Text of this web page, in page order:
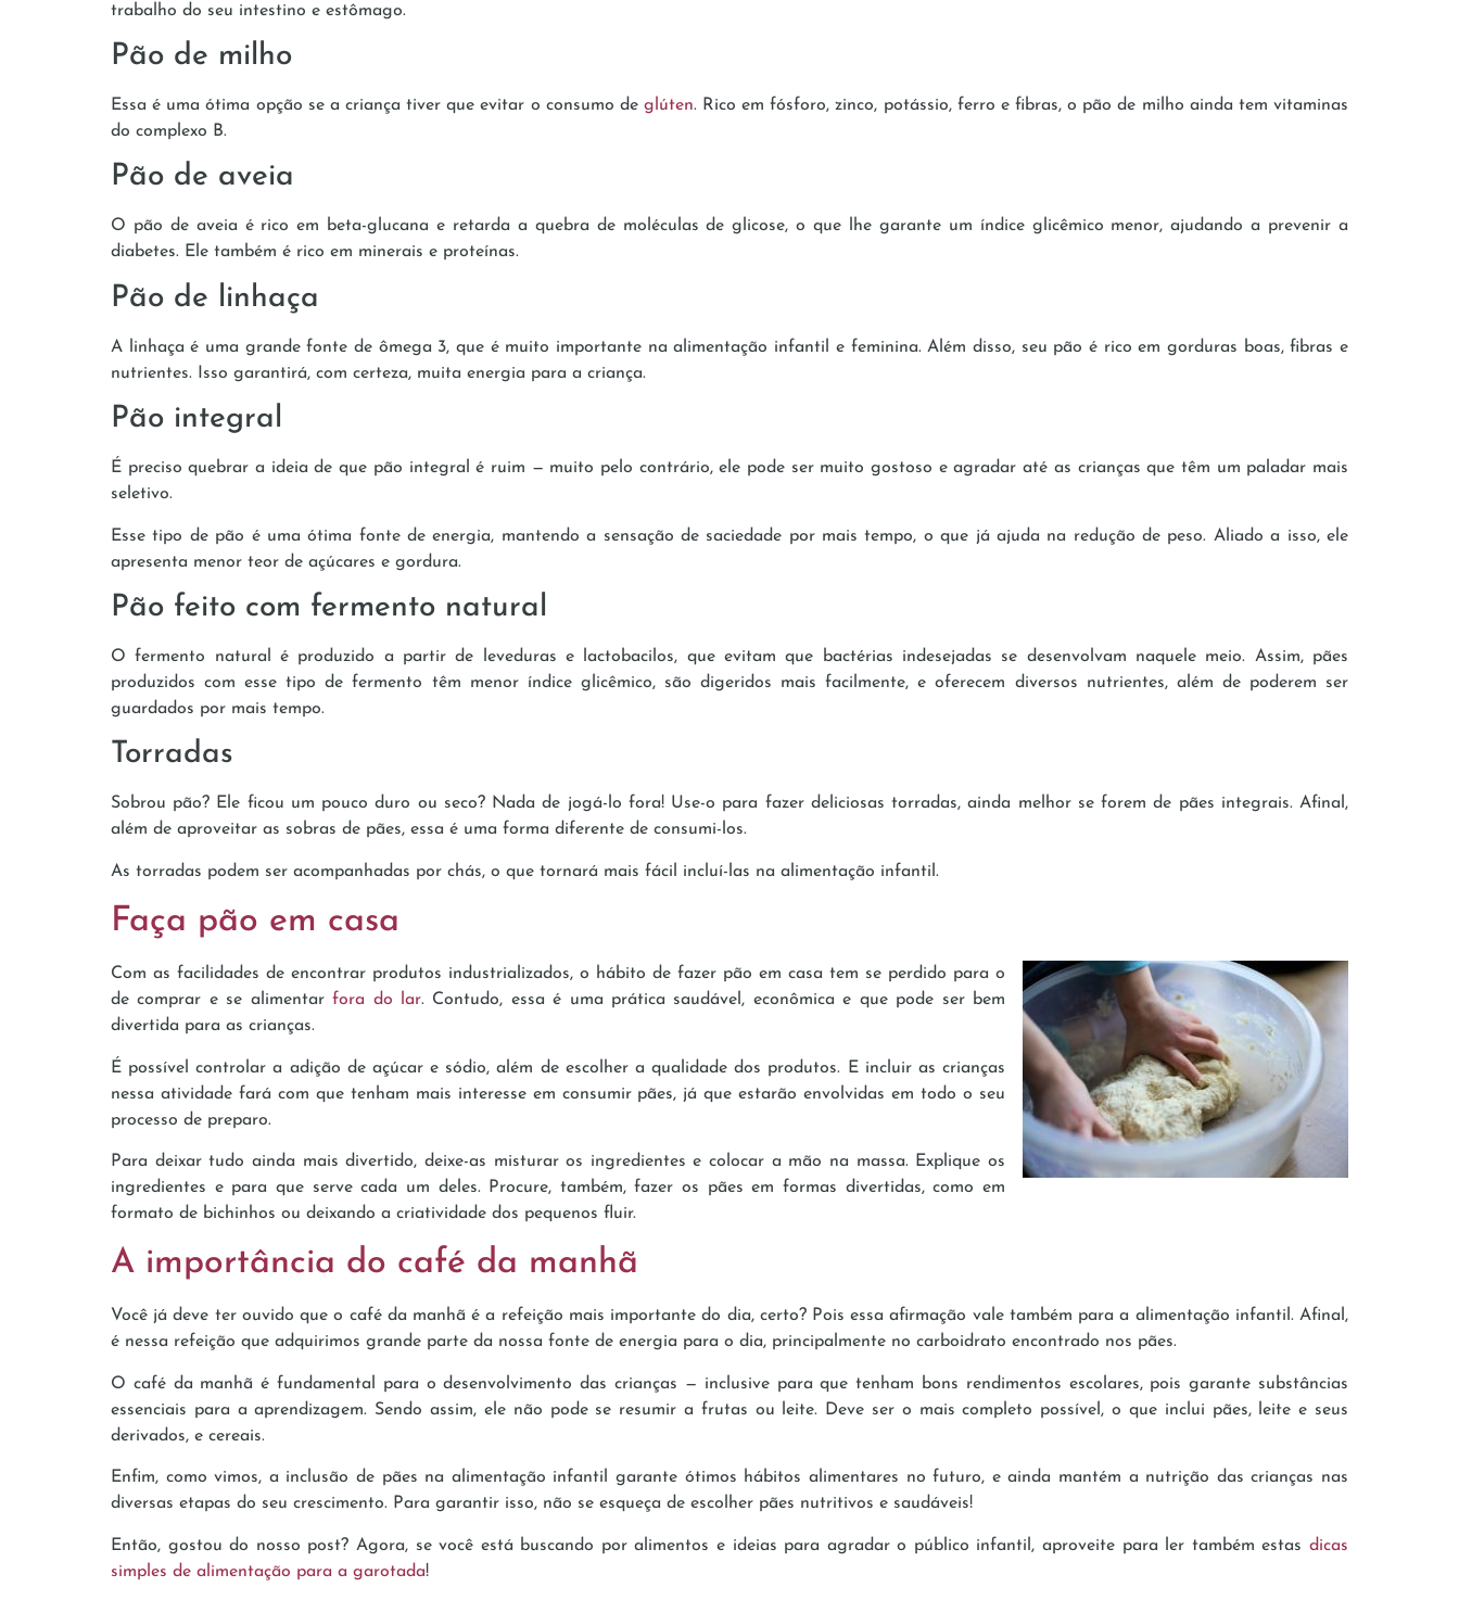
trabalho do seu intestino e estômago.
Pão de milho
Essa é uma ótima opção se a criança tiver que evitar o consumo de glúten. Rico em fósforo, zinco, potássio, ferro e fibras, o pão de milho ainda tem vitaminas
do complexo B.
Pão de aveia
O pão de aveia é rico em beta-glucana e retarda a quebra de moléculas de glicose, o que lhe garante um índice glicêmico menor, ajudando a prevenir a
diabetes. Ele também é rico em minerais e proteínas.
Pão de linhaça
A linhaça é uma grande fonte de ômega 3, que é muito importante na alimentação infantil e feminina. Além disso, seu pão é rico em gorduras boas, fibras e
nutrientes. Isso garantirá, com certeza, muita energia para a criança.
Pão integral
É preciso quebrar a ideia de que pão integral é ruim — muito pelo contrário, ele pode ser muito gostoso e agradar até as crianças que têm um paladar mais
seletivo.
Esse tipo de pão é uma ótima fonte de energia, mantendo a sensação de saciedade por mais tempo, o que já ajuda na redução de peso. Aliado a isso, ele
apresenta menor teor de açúcares e gordura.
Pão feito com fermento natural
O fermento natural é produzido a partir de leveduras e lactobacilos, que evitam que bactérias indesejadas se desenvolvam naquele meio. Assim, pães
produzidos com esse tipo de fermento têm menor índice glicêmico, são digeridos mais facilmente, e oferecem diversos nutrientes, além de poderem ser
guardados por mais tempo.
Torradas
Sobrou pão? Ele ficou um pouco duro ou seco? Nada de jogá-lo fora! Use-o para fazer deliciosas torradas, ainda melhor se forem de pães integrais. Afinal,
além de aproveitar as sobras de pães, essa é uma forma diferente de consumi-los.
As torradas podem ser acompanhadas por chás, o que tornará mais fácil incluí-las na alimentação infantil.
Faça pão em casa
Com as facilidades de encontrar produtos industrializados, o hábito de fazer pão em casa tem se perdido para o
de comprar e se alimentarfora do lar. Contudo, essa é uma prática saudável, econômica e que pode ser bem
divertida para as crianças.
É possível controlar a adição de açúcar e sódio, além de escolher a qualidade dos produtos. E incluir as crianças
nessa atividade fará com que tenham mais interesse em consumir pães, já que estarão envolvidas em todo o seu
processo de preparo.
Para deixar tudo ainda mais divertido, deixe-as misturar os ingredientes e colocar a mão na massa. Explique os
ingredientes e para que serve cada um deles. Procure, também, fazer os pães em formas divertidas, como em
formato de bichinhos ou deixando a criatividade dos pequenos fluir.
A importância do café da manhã
Você já deve ter ouvido que o café da manhã é a refeição mais importante do dia, certo? Pois essa afirmação vale também para a alimentação infantil. Afinal,
é nessa refeição que adquirimos grande parte da nossa fonte de energia para o dia, principalmente no carboidrato encontrado nos pães.
O café da manhã é fundamental para o desenvolvimento das crianças — inclusive para que tenham bons rendimentos escolares, pois garante substâncias
essenciais para a aprendizagem. Sendo assim, ele não pode se resumir a frutas ou leite. Deve ser o mais completo possível, o que inclui pães, leite e seus
derivados, e cereais.
Enfim, como vimos, a inclusão de pães na alimentação infantil garante ótimos hábitos alimentares no futuro, e ainda mantém a nutrição das crianças nas
diversas etapas do seu crescimento. Para garantir isso, não se esqueça de escolher pães nutritivos e saudáveis!
Então, gostou do nosso post? Agora, se você está buscando por alimentos e ideias para agradar o público infantil, aproveite para ler também estas dicas
simples de alimentação para a garotada!